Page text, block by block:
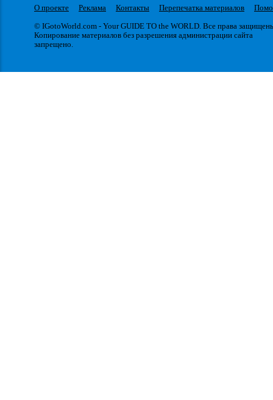
О проекте Реклама Контакты Перепечатка материалов
© IGotoWorld.com - Your GUIDE TO the WORLD. Все права
Копирование материалов без разрешения администрации сайта
запрещено.